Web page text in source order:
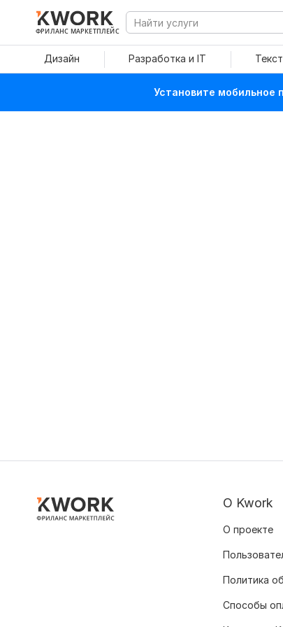
ФРИЛАНС МАРКЕТПЛЕЙС
Дизайн Разработка и IT
Установите мобильное
О Kwork
О проекте
Политика
Способы